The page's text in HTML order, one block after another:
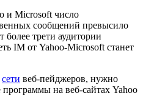
и Microsoft число
сообщений превысило
более трети аудитории
IM от Yahoo-Microsoft станет
сети веб-пейджеров, нужно
на веб-сайтах Yahoo